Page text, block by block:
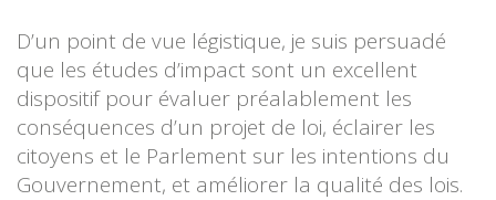
D’un point de vue légistique, je suis persuadé
que les études d’impact sont un excellent
dispositif pour évaluer préalablement les
conséquences d’un projet de loi, éclairer les
citoyens et le Parlement sur les intentions du
Gouvernement, et améliorer la qualité des lois.